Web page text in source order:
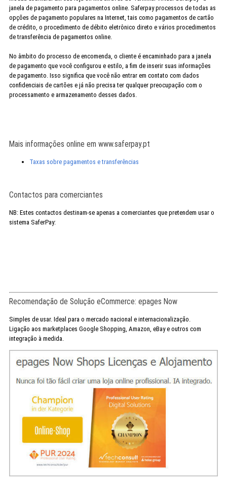
janela de pagamento para pagamentos online. Saferpay processos de todas as
opções de pagamento populares na Internet, tais como pagamentos de cartão
de crédito, o procedimento de débito eletrônico direto e vários procedimentos
de transferência de pagamentos online.
No âmbito do processo de encomenda, o cliente é encaminhado para a janela
de pagamento que você configurou e estilo, a fim de inserir suas informações
de pagamento. Isso significa que você não entrar em contato com dados
confidenciais de cartões e já não precisa ter qualquer preocupação com o
processamento e armazenamento desses dados.
Mais informações online em www.saferpay.pt
Taxas sobre pagamentos e transferências
Contactos para comerciantes
NB: Estes contactos destinam-se apenas a comerciantes que pretendem usar o
sistema SaferPay:
Recomendação de Solução eCommerce: epages Now
Simples de usar. Ideal para o mercado nacional e internacionalização.
Ligação aos marketplaces Google Shopping, Amazon, eBay e outros com
integração à medida.